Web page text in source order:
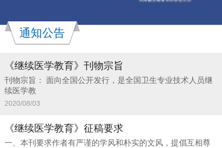
通知公告
《继续医学教育》刊物宗旨
刊物宗旨： 面向全国公开发行，是全国卫生专业技术人员继
续医学教
2020/08/03
《继续医学教育》征稿要求
一、本刊要求作者有严谨的学风和朴实的文风，提倡互相尊